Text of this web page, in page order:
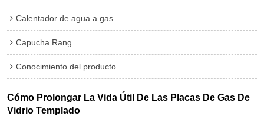
Calentador de agua a gas
Capucha Rang
Conocimiento del producto
Cómo Prolongar La Vida Útil De Las Placas De Gas De
Vidrio Templado